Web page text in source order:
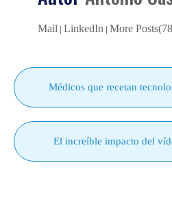
Mail | LinkedIn | More
Médicos que recetan
El increíble impacto del